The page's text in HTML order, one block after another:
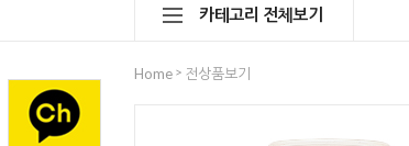
카테고리 전체보기
Home > 전상품보기